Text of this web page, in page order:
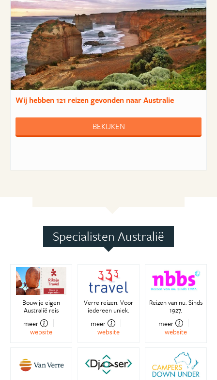
Wij hebben121 reizengevonden naar Australie
BEKIJKEN
Specialisten Australië
Bouw je eigen
Australië reis
meer
website
Verre reizen. Voor
iedereen uniek.
meer
website
Reizen van nu. Sinds
1927.
meer
website